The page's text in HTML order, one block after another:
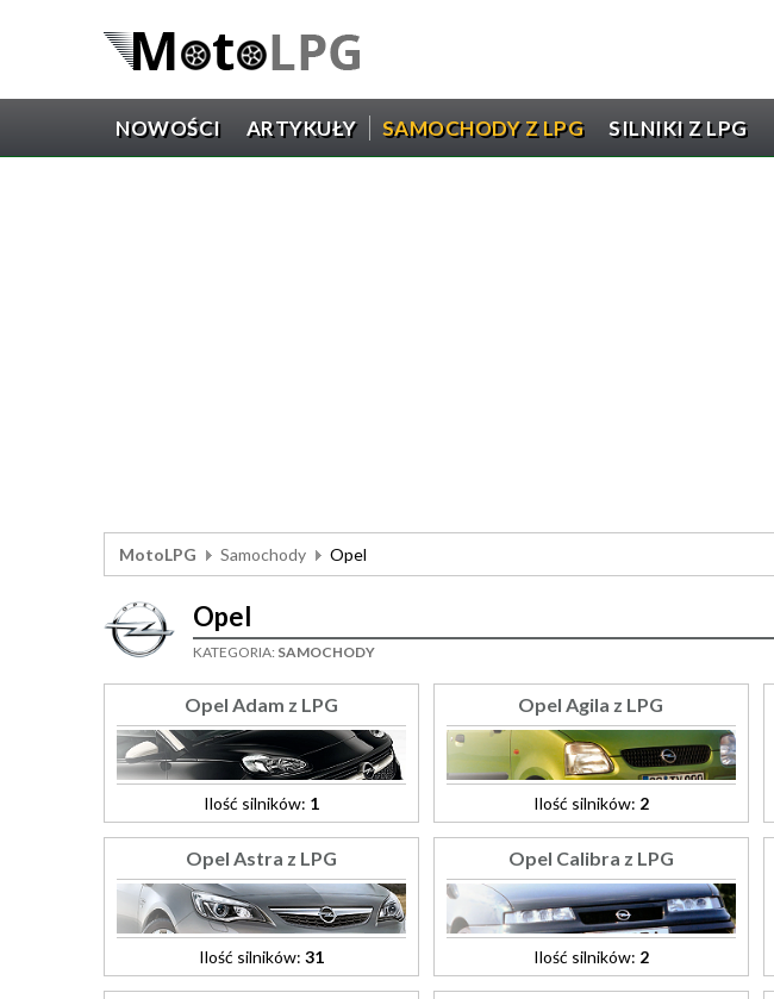
NOWOŚCI ARTYKUŁY SAMOCHODY Z LPG SILNIKI Z LPG
MotoLPG Samochody Opel
Opel
KATEGORIA: SAMOCHODY
Opel Adam z LPG
Ilość silników: 1
Opel Agila z LPG
Ilość silników: 2
Opel Astra z LPG
Ilość silników: 31
Opel Calibra z LPG
Ilość silników: 2